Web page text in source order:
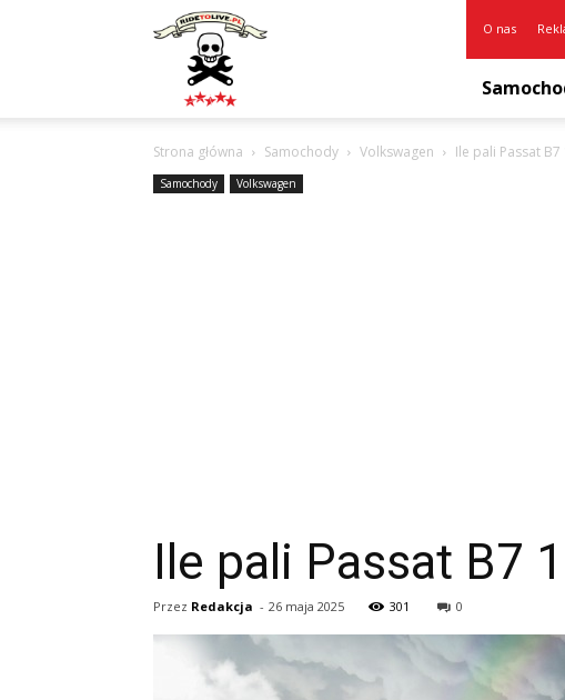
RideToLive.pl
O nas
Strona główna Samochody Volkswagen Ile pali Passat B7
Samochody Volkswagen
Ile pali Passat B7
Przez Redakcja - 26 maja 2025 301 0